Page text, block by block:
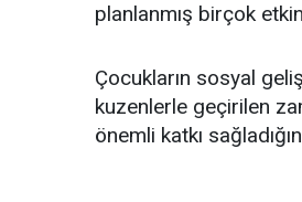
planlanmış birçok
Çocukların sosyal
kuzenlerle geçirilen
önemli katkı